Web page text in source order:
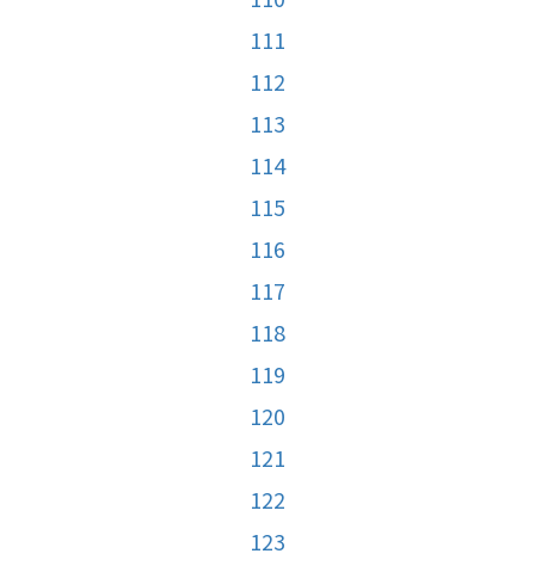
111
112
113
114
115
116
117
118
119
120
121
122
123